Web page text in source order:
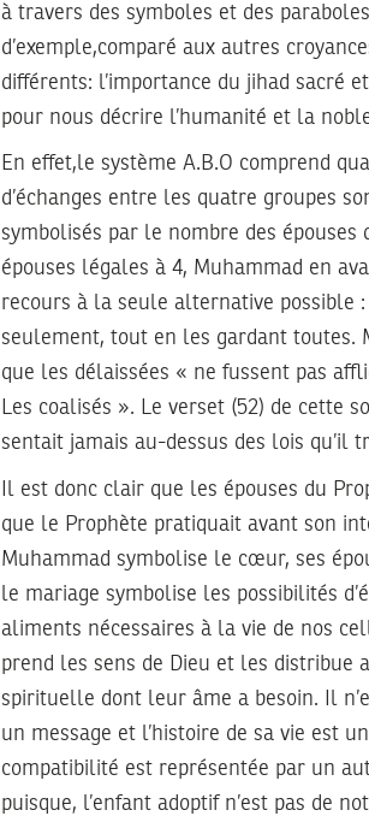
à travers des symboles et des
d’exemple,comparé aux autres
différents: l’importance du jihad sacré
pour nous décrire l’humanité et la
En effet,le système A.B.O comprend
d’échanges entre les quatre groupes
symbolisés par le nombre des
épouses légales à 4, Muhammad en
recours à la seule alternative possible
seulement, tout en les gardant toutes.
que les délaissées « ne fussent pas
Les coalisés ». Le verset (52) de cette
sentait jamais au-dessus des lois qu’il
Il est donc clair que les épouses du
que le Prophète pratiquait avant son
Muhammad symbolise le cœur, ses
le mariage symbolise les possibilités
aliments nécessaires à la vie de nos
prend les sens de Dieu et les
spirituelle dont leur âme a besoin. Il
un message et l’histoire de sa vie est
compatibilité est représentée par un
puisque, l’enfant adoptif n’est pas de